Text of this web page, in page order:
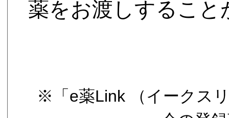
薬をお渡しすること
※「e薬Link （イークス